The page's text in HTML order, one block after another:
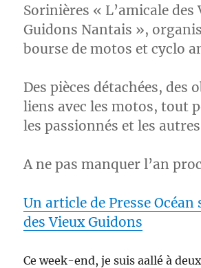
Sorinières « L’amicale des
Guidons Nantais »,
bourse de motos et cyclo
Des pièces détachées, des
liens avec les motos, tout
les passionnés et les
A ne pas manquer l’an
Un article de Presse Océan
des Vieux Guidons
Ce week-end, je suis aallé à deux